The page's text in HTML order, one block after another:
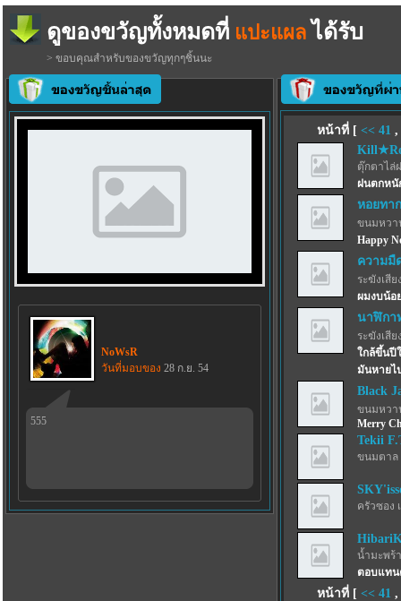
ดูของขวัญทั้งหมดที่ แปะแผล ได้รับ
> ขอบคุณสำหรับของขวัญทุกๆชิ้นนะ
NoWsR
วันที่มอบของ 28 ก.ย. 54
555
หน้าที่ [ << 41 ,
ตุ๊กตาไล่
ฝนตกหนั
หอยทา
ขนมหวา
Happy
ความมื
ระฆังเสีย
ผมงบน้อ
นาฬิกา
ระฆังเสีย
ใกล้ขึ้นปี
มันหายไป
Black
ขนมหวา
Merry
Tekii
ขนมตาล
ครัวซอง
น้ำมะพร้
ตอบแทน
หน้าที่ [ << 41 ,